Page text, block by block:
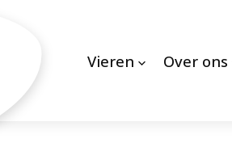
Vieren Over ons